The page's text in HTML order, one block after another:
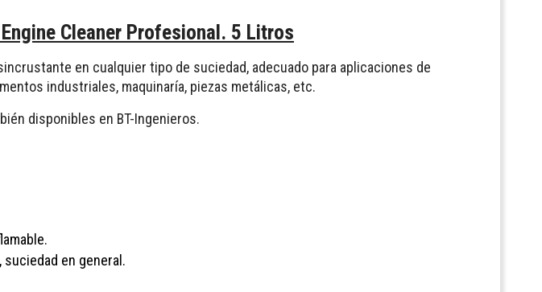
Cleaner Profesional. 5 Litros
en cualquier tipo de suciedad, adecuado para aplicaciones de
industriales, maquinaría, piezas metálicas, etc.
disponibles en BT-Ingenieros.
en general.